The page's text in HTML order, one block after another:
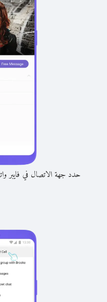
حدد جهة الاتصال في فايبر